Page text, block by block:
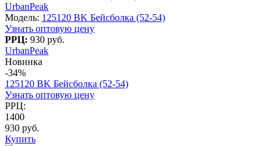
UrbanPeak
Модель: 125120 BK Бейсболка (52-54)
Узнать оптовую цену
РРЦ: 930 руб.
UrbanPeak
Новинка
-34%
125120 BK Бейсболка (52-54)
Узнать оптовую цену
РРЦ:
1400
930 руб.
Купить